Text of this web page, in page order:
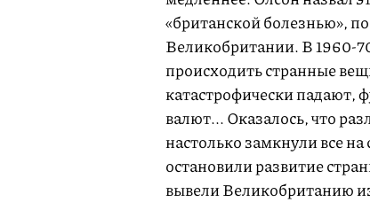
«британской болезнью»,
Великобритании. В 1960-
происходить странные
катастрофически падают,
валют... Оказалось, что
настолько замкнули все
остановили развитие
вывели Великобританию